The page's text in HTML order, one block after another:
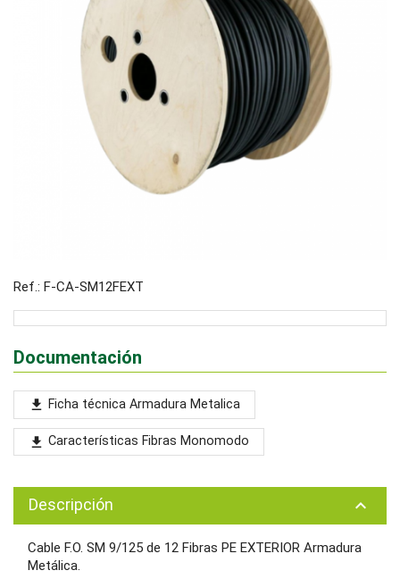
Ref.: F-CA-SM12FEXT
Documentación
file_download Ficha técnica Armadura Metalica
file_download Características Fibras Monomodo
Descripción keyboard_arrow_up
Cable F.O. SM 9/125 de 12 Fibras PE EXTERIOR Armadura
Metálica.